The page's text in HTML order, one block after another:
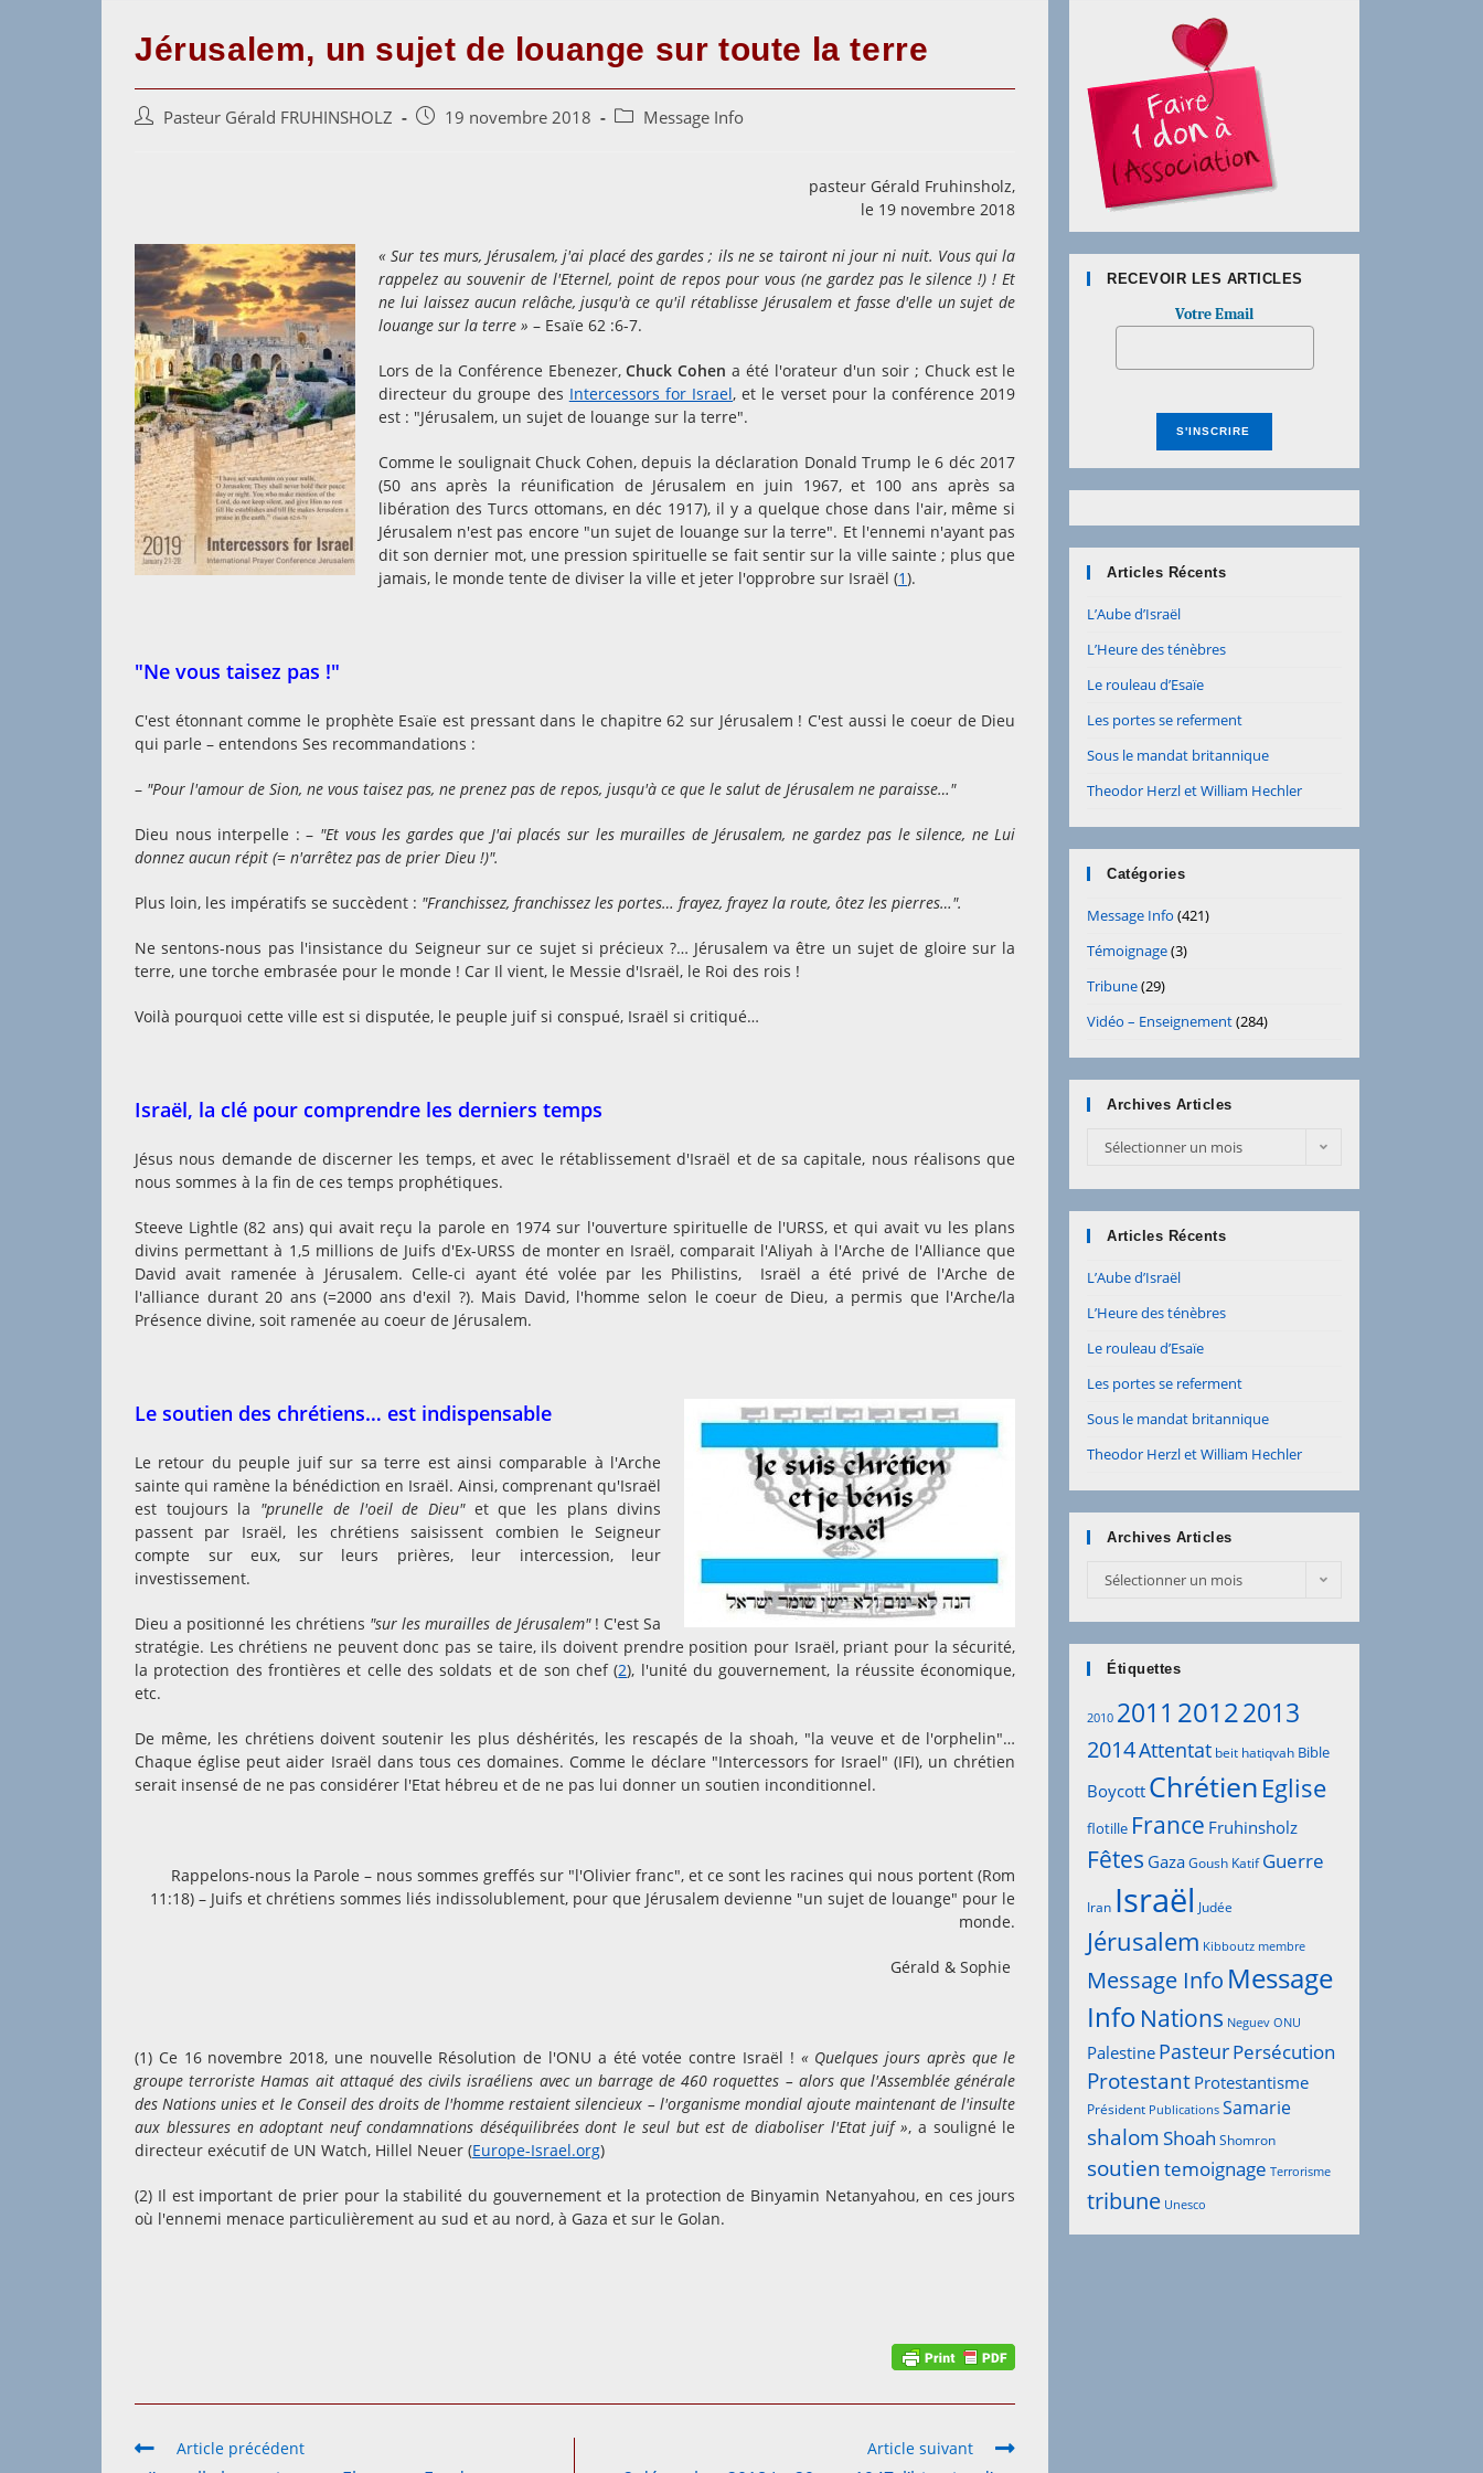
Jérusalem, un sujet de louange sur toute la terre
Auteur/autrice
Pasteur Gérald FRUHINSHOLZ
Post 19 novembre 2018
Post Message Info
pasteur Gérald Fruhinsholz,
le 19 novembre 2018
« Sur tes murs, Jérusalem, j'ai placé des gardes ; ils ne se tairont ni jour ni nuit. Vous qui la
rappelez au souvenir de l'Eternel, point de repos pour vous (ne gardez pas le silence !) ! Et
ne lui laissez aucun relâche, jusqu'à ce qu'il rétablisse Jérusalem et fasse d'elle un sujet de
louange sur la terre » – Esaïe 62 :6-7.
Lors de la Conférence Ebenezer,Chuck Cohen a été l'orateur d'un soir ; Chuck est le
directeur du groupe des Intercessors for Israel, et le verset pour la conférence 2019
est : "Jérusalem, un sujet de louange sur la terre".
Comme le soulignait Chuck Cohen, depuis la déclaration Donald Trump le 6 déc 2017
(50 ans après la réunification de Jérusalem en juin 1967, et 100 ans après sa
libération des Turcs ottomans, en déc 1917), il y a quelque chose dans l'air, même si
Jérusalem n'est pas encore "un sujet de louange sur la terre". Et l'ennemi n'ayant pas
dit son dernier mot, une pression spirituelle se fait sentir sur la ville sainte ; plus que
jamais, le monde tente de diviser la ville et jeter l'opprobre sur Israël (1).
"Ne vous taisez pas !"
C'est étonnant comme le prophète Esaïe est pressant dans le chapitre 62 sur Jérusalem ! C'est aussi le coeur de Dieu
qui parle – entendons Ses recommandations :
– "Pour l'amour de Sion, ne vous taisez pas, ne prenez pas de repos, jusqu'à ce que le salut de Jérusalem ne paraisse…"
Dieu nous interpelle : – "Et vous les gardes que J'ai placés sur les murailles de Jérusalem, ne gardez pas le silence, ne Lui
donnez aucun répit (= n'arrêtez pas de prier Dieu !)".
Plus loin, les impératifs se succèdent : "Franchissez, franchissez les portes… frayez, frayez la route, ôtez les pierres…".
Ne sentons-nous pas l'insistance du Seigneur sur ce sujet si précieux ?… Jérusalem va être un sujet de gloire sur la
terre, une torche embrasée pour le monde ! Car Il vient, le Messie d'Israël, le Roi des rois !
Voilà pourquoi cette ville est si disputée, le peuple juif si conspué, Israël si critiqué…
Israël, la clé pour comprendre les derniers temps
Jésus nous demande de discerner les temps, et avec le rétablissement d'Israël et de sa capitale, nous réalisons que
nous sommes à la fin de ces temps prophétiques.
Steeve Lightle (82 ans) qui avait reçu la parole en 1974 sur l'ouverture spirituelle de l'URSS, et qui avait vu les plans
divins permettant à 1,5 millions de Juifs d'Ex-URSS de monter en Israël, comparait l'Aliyah à l'Arche de l'Alliance que
David avait ramenée à Jérusalem. Celle-ci ayant été volée par les Philistins, Israël a été privé de l'Arche de
l'alliance durant 20 ans (=2000 ans d'exil ?). Mais David, l'homme selon le coeur de Dieu, a permis que l'Arche/la
Présence divine, soit ramenée au coeur de Jérusalem.
Le soutien des chrétiens… est indispensable
Le retour du peuple juif sur sa terre est ainsi comparable à l'Arche
sainte qui ramène la bénédiction en Israël. Ainsi, comprenant qu'Israël
est toujours la "prunelle de l'oeil de Dieu"et que les plans divins
passent par Israël, les chrétiens saisissent combien le Seigneur
compte sur eux, sur leurs prières, leur intercession, leur
investissement.
Dieu a positionné les chrétiens "sur les murailles de Jérusalem"! C'est Sa
stratégie. Les chrétiens ne peuvent donc pas se taire, ils doivent prendre position pour Israël, priant pour la sécurité,
la protection des frontières et celle des soldats et de son chef (2), l'unité du gouvernement, la réussite économique,
etc.
De même, les chrétiens doivent soutenir les plus déshérités, les rescapés de la shoah, "la veuve et de l'orphelin"…
Chaque église peut aider Israël dans tous ces domaines. Comme le déclare "Intercessors for Israel" (IFI), un chrétien
serait insensé de ne pas considérer l'Etat hébreu et de ne pas lui donner un soutien inconditionnel.
Rappelons-nous la Parole – nous sommes greffés sur "l'Olivier franc", et ce sont les racines qui nous portent (Rom
11:18) – Juifs et chrétiens sommes liés indissolublement, pour que Jérusalem devienne "un sujet de louange" pour le
monde.
Gérald & Sophie
(1) Ce 16 novembre 2018, une nouvelle Résolution de l'ONU a été votée contre Israël ! « Quelques jours après que le
groupe terroriste Hamas ait attaqué des civils israéliens avec un barrage de 460 roquettes – alors que l'Assemblée générale
des Nations unies et le Conseil des droits de l'homme restaient silencieux – l'organisme mondial ajoute maintenant de l'insulte
aux blessures en adoptant neuf condamnations déséquilibrées dont le seul but est de diaboliser l'Etat juif », a souligné le
directeur exécutif de UN Watch, Hillel Neuer (Europe-Israel.org)
(2) Il est important de prier pour la stabilité du gouvernement et la protection de Binyamin Netanyahou, en ces jours
où l'ennemi menace particulièrement au sud et au nord, à Gaza et sur le Golan.
Read
Article précédent Article suivant
RECEVOIR LES ARTICLES
Votre Email
Articles Récents
L’Aube d’Israël
L’Heure des ténèbres
Le rouleau d’Esaïe
Les portes se referment
Sous le mandat britannique
Theodor Herzl et William Hechler
Catégories
Message Info (421)
Témoignage(3)
Tribune(29)
Vidéo – Enseignement(284)
Archives Articles
Archives
Sélectionner un mois
Articles Récents
L’Aube d’Israël
L’Heure des ténèbres
Le rouleau d’Esaïe
Les portes se referment
Sous le mandat britannique
Theodor Herzl et William Hechler
Archives Articles
Archives
Sélectionner un mois
Étiquettes
2010 2011 20122013
2014Attentat beit hatiqvah Bible
Boycott Chrétien Eglise
flotille France Fruhinsholz
Fêtes GazaGoush Katif Guerre
Iran Israël Judée
Jérusalem Kibboutz membre
Message Info Message
Info Nations Neguev ONU
Palestine PasteurPersécution
Protestant Protestantisme
Président Publications Samarie
shalomShoah Shomron
soutientemoignage Terrorisme
tribune Unesco